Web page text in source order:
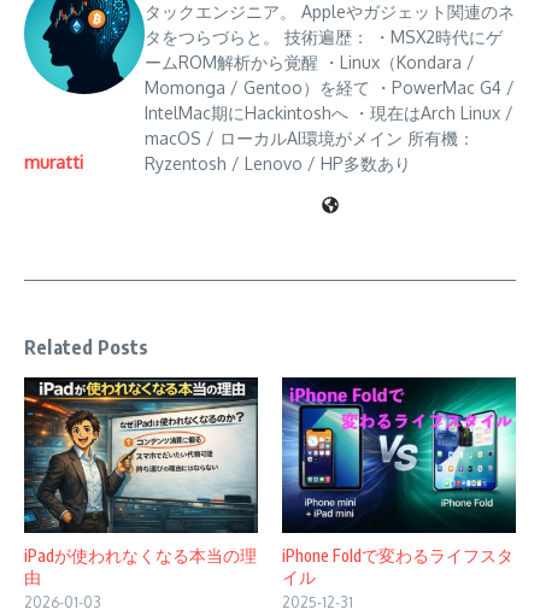
muratti
タックエンジニア。 Appleやガジェット関連のネ
タをつらづらと。 技術遍歴： ・MSX2時代にゲ
ームROM解析から覚醒 ・Linux（Kondara /
Momonga / Gentoo）を経て ・PowerMac G4 /
IntelMac期にHackintoshへ ・現在はArch Linux /
macOS / ローカルAI環境がメイン 所有機：
Ryzentosh / Lenovo / HP多数あり
Related Posts
iPadが使われなくなる本当の理
由
2026-01-03
iPhone Foldで変わるライフスタ
イル
2025-12-31